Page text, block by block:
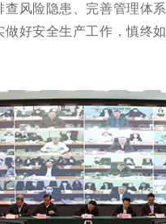
查风险隐患、完善管理体
做好安全生产工作，慎终